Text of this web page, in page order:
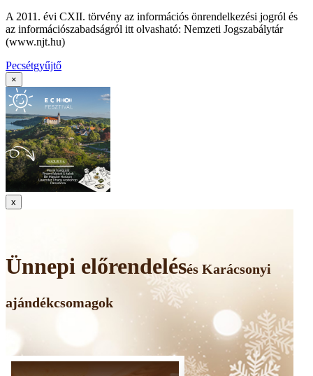
A 2011. évi CXII. törvény az információs önrendelkezési jogról és
az információszabadságról itt olvasható: Nemzeti Jogszabálytár
(www.njt.hu)
Pecsétgyűjtő
×
x
Ünnepi előrendelésés Karácsonyi
ajándékcsomagok